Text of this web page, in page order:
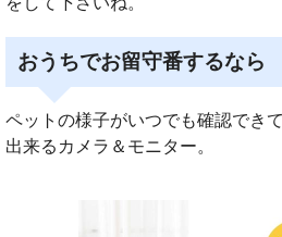
おうちでお留守番するなら
ペットの様子がいつでも確認でき
出来るカメラ＆モニター。